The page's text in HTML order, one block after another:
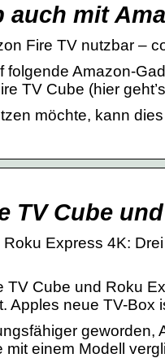
auch mit
Fire TV nutzbar –
Amazon-
TV Cube (hier
möchte, kann
TV Cube
Express 4K:
Cube und Roku
Apples neue TV-Box
geworden,
einem Modell